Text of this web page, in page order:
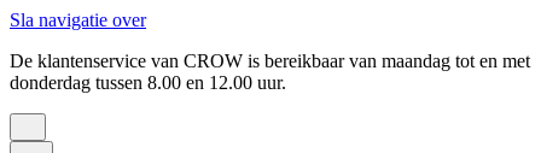
Sla navigatie over
De klantenservice van CROW is bereikbaar van maandag tot en met
donderdag tussen 8.00 en 12.00 uur.